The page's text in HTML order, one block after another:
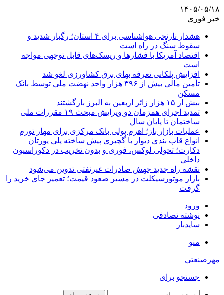
۱۴۰۵/۰۵/۱۸
خبر فوری
هشدار نارنجی هواشناسی برای ۴ استان؛ رگبار شدید و
سقوط سنگ در راه است
اقتصاد آمریکا با فشارها و ریسک‌های قابل توجهی مواجه
است
افزایش پلکانی تعرفه بهای برق کشاورزی لغو شد
تأمین مالی بیش از ۳۹۶ هزار واحد نهضت ملی توسط بانک
مسکن
بیش از ۱۵ هزار زائر اربعین به البرز بازگشتند
تمدید اجرای همزمان دو ویرایش مبحث ۱۹ مقررات ملی
ساختمان تا پایان سال
عملیات بازار باز؛ اهرم پولی بانک مرکزی برای مهار تورم
انواع قاب بندی دیوار با گچبری پیش ساخته پلی یورتان
دکارت؛ تحولی لوکس، فوری و بدون تخریب در دکوراسیون
داخلی
نقشه راه جدید جهش صادرات غیرنفتی تدوین می‌شود
بازار موتورسیکلت در مسیر صعود قیمت؛ تعمیر جای خرید را
گرفت
ورود
نوشته تصادفی
سایدبار
منو
مهرصنعتی
جستجو برای